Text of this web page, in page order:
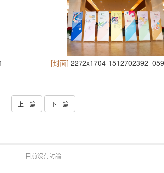
[封面] 2272x1704-1512702392_059
上一篇 下一篇
目前沒有討論